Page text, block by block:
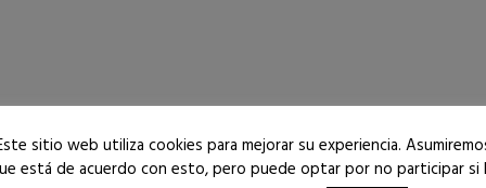
sitio web utiliza cookies para mejorar su experiencia.
está de acuerdo con esto, pero puede optar por no participar si